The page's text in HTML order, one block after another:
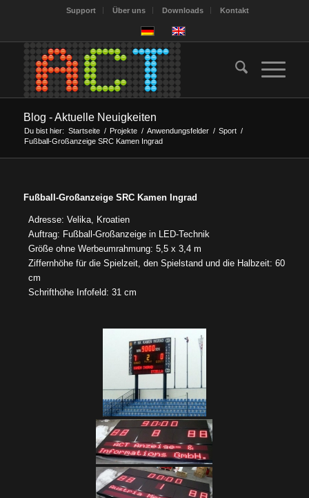
Support Über uns Downloads Kontakt
Blog - Aktuelle Neuigkeiten
Du bist hier: Startseite / Projekte / Anwendungsfelder / Sport /
Fußball-Großanzeige SRC Kamen Ingrad
Fußball-Großanzeige SRC Kamen Ingrad
Adresse: Velika, Kroatien
Auftrag: Fußball-Großanzeige in LED-Technik
Größe ohne Werbeumrahmung: 5,5 x 3,4 m
Ziffernhöhe für die Spielzeit, den Spielstand und die Halbzeit: 60
cm
Schrifthöhe Infofeld: 31 cm